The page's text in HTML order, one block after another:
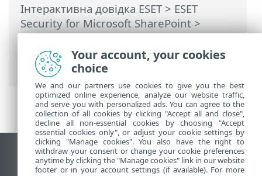
Інтерактивна довідка ESET> ESET
Security for Microsoft SharePoint>
Використання ESET Security for
Microsoft SharePoint>Інструменти>
Розклад
> Розклад – Додати завдання
Переглянути повну версію
End of Life
Your account, your cookies
choice
We and our partners use cookies to give you the best
optimized online experience, analyze our website traffic,
and serve you with personalized ads. You can agree to the
collection of all cookies by clicking "Accept all and close",
decline all non-essential cookies by choosing "Accept
essential cookies only", or adjust your cookie settings by
clicking "Manage cookies". You also have the right to
withdraw your consent or change your cookie preferences
anytime by clicking the "Manage cookies" link in our website
footer or in your account settings (if available). For more